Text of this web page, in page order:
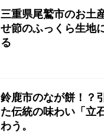
三重県尾鷲市のお土
せ節のふっくら生地
る
鈴鹿市のなが餅！？
た伝統の味わい「立
わう。